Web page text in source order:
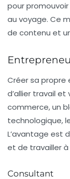
pour
au voyage. Ce
de contenu et
Créer sa propre
d’allier travail et
commerce, un
technologique,
L’avantage est
et de travailler
Consultant